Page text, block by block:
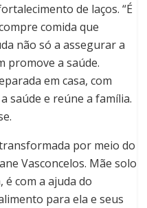
de laços. “É
comida que
não só a assegurar a
promove a saúde.
em casa, com
saúde e reúne a família.
por meio do
Vasconcelos. Mãe solo
com a ajuda do
para ela e seus